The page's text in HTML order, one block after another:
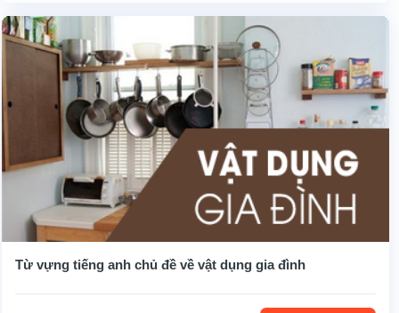
Từ vựng tiếng anh chủ đề về vật dụng gia đình